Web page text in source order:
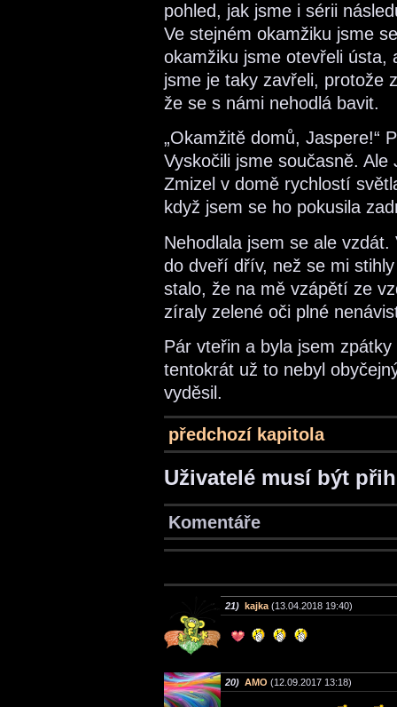
pohled, jak jsme i sérii
Ve stejném okamžiku jsme
okamžiku jsme otevřeli ústa,
jsme je taky zavřeli, protože
že se s námi nehodlá bavit.
„Okamžitě domů, Jaspere!“
Vyskočili jsme současně.
Zmizel v domě rychlostí
když jsem se ho pokusila
Nehodlala jsem se ale
do dveří dřív, než se mi
stalo, že na mě vzápětí ze
zíraly zelené oči plné
Pár vteřin a byla jsem
tentokrát už to nebyl
vyděsil.
předchozí kapitola
Uživatelé musí být
Komentáře
21) kajka (13.04.2018 19:40)
20) AMO (12.09.2017 13:18)